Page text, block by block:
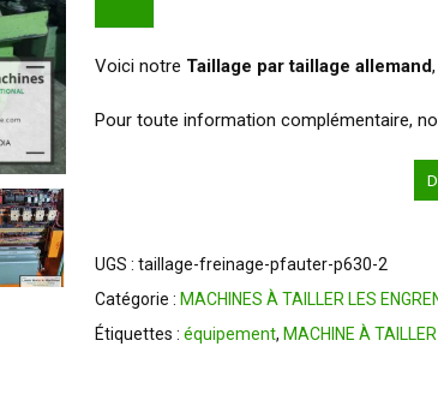
Voici notre Taillage par taillage allemand
Pour toute information complémentaire,
UGS : taillage-freinage-pfauter-p630-2
Catégorie : MACHINES À TAILLER LES
Étiquettes : équipement, MACHINE À